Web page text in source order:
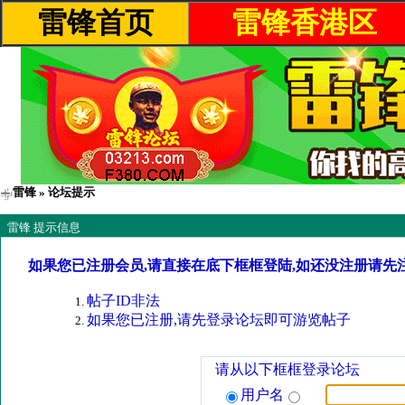
雷锋首页 雷锋香港区
雷锋 » 论坛提示
雷锋 提示信息
如果您已注册会员,请直接在底下框框登陆,如还没注册请先
帖子ID非法
如果您已注册,请先登录论坛即可游览帖子
请从以下框框登录论坛
用户名